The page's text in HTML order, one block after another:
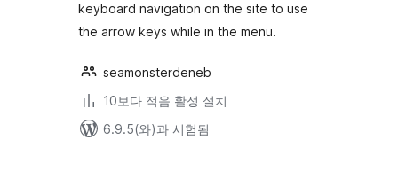
keyboard navigation on the site to use
the arrow keys while in the menu.
seamonsterdeneb
10보다 적음 활성 설치
6.9.5(와)과 시험됨